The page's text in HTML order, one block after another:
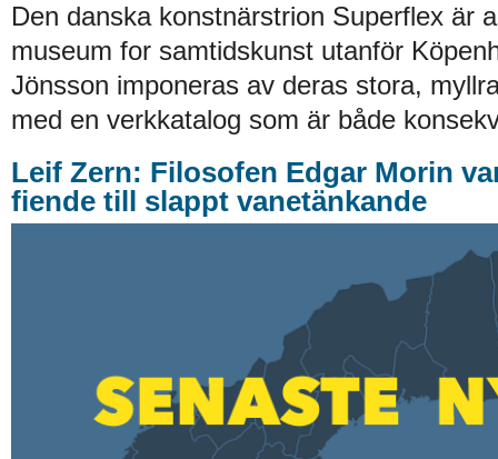
Den danska konstnärstrion Superflex är
museum for samtidskunst utanför
Jönsson imponeras av deras stora,
med en verkkatalog som är både
Leif Zern: Filosofen Edgar Morin
fiende till slappt vanetänkande